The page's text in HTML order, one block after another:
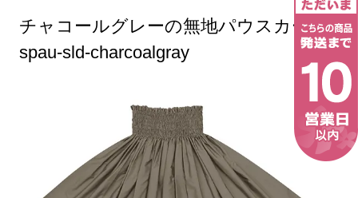
チャコールグレーの無地パウスカート
spau-sld-charcoalgray